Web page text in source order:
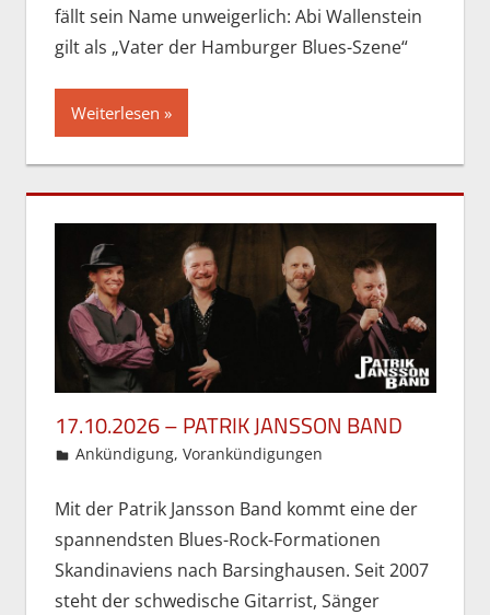
fällt sein Name unweigerlich: Abi Wallenstein
gilt als „Vater der Hamburger Blues-Szene“
Weiterlesen
17.10.2026 – PATRIK JANSSON BAND
27. Mai 2026
Gordon Ohlendorf
Ankündigung,Vorankündigungen
Mit der Patrik Jansson Band kommt eine der
spannendsten Blues-Rock-Formationen
Skandinaviens nach Barsinghausen. Seit 2007
steht der schwedische Gitarrist, Sänger